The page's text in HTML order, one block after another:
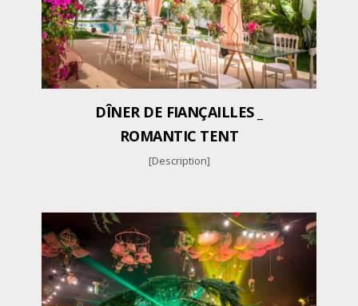
DÎNER DE FIANÇAILLES _
ROMANTIC TENT
[Description]